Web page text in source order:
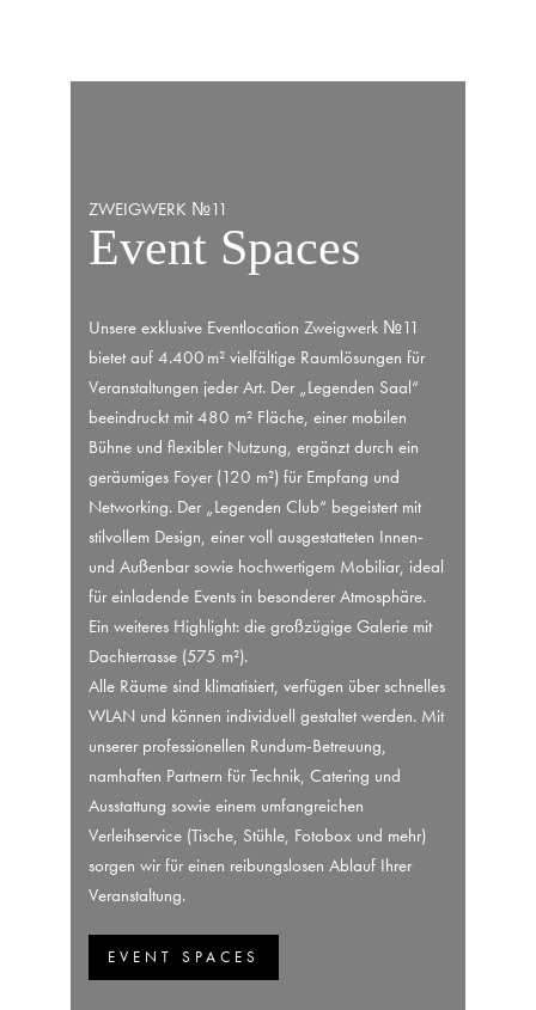
ZWEIGWERK №11
Event Spaces
Unsere exklusive Eventlocation Zweigwerk №11
bietet auf 4.400 m² vielfältige Raumlösungen für
Veranstaltungen jeder Art. Der „Legenden Saal“
beeindruckt mit 480 m² Fläche, einer mobilen
Bühne und flexibler Nutzung, ergänzt durch ein
geräumiges Foyer (120 m²) für Empfang und
Networking. Der „Legenden Club“ begeistert mit
stilvollem Design, einer voll ausgestatteten Innen-
und Außenbar sowie hochwertigem Mobiliar, ideal
für einladende Events in besonderer Atmosphäre.
Ein weiteres Highlight: die großzügige Galerie mit
Dachterrasse (575 m²).
Alle Räume sind klimatisiert, verfügen über schnelles
WLAN und können individuell gestaltet werden. Mit
unserer professionellen Rundum-Betreuung,
namhaften Partnern für Technik, Catering und
Ausstattung sowie einem umfangreichen
Verleihservice (Tische, Stühle, Fotobox und mehr)
sorgen wir für einen reibungslosen Ablauf Ihrer
Veranstaltung.
EVENT SPACES